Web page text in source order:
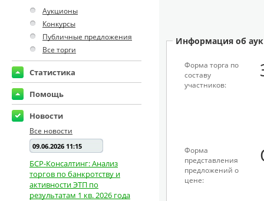
Аукционы
Конкурсы
Публичные предложения
Все торги
Статистика
Помощь
Новости
Все новости
09.06.2026 11:15
БСР-Консалтинг: Анализ
торгов по банкротству и
активности ЭТП по
результатам 1 кв. 2026 года
Информация об
Форма торга по
составу
участников:
Форма
представления
предложений о
цене: